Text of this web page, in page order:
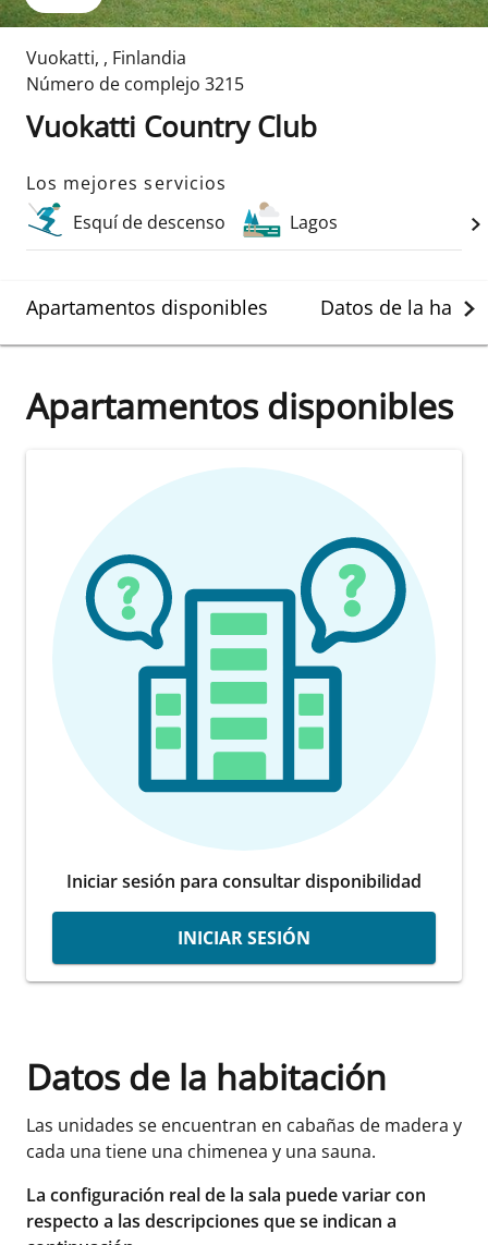
Vuokatti, , Finlandia
Número de complejo 3215
Vuokatti Country Club
Los mejores servicios
Esquí de descenso
Lagos
Apartamentos disponibles Datos de la
Apartamentos disponibles
Iniciar sesión para consultar disponibilidad
INICIAR SESIÓN
Datos de la habitación
Las unidades se encuentran en cabañas de madera y
cada una tiene una chimenea y una sauna.
La configuración real de la sala puede variar con
respecto a las descripciones que se indican a